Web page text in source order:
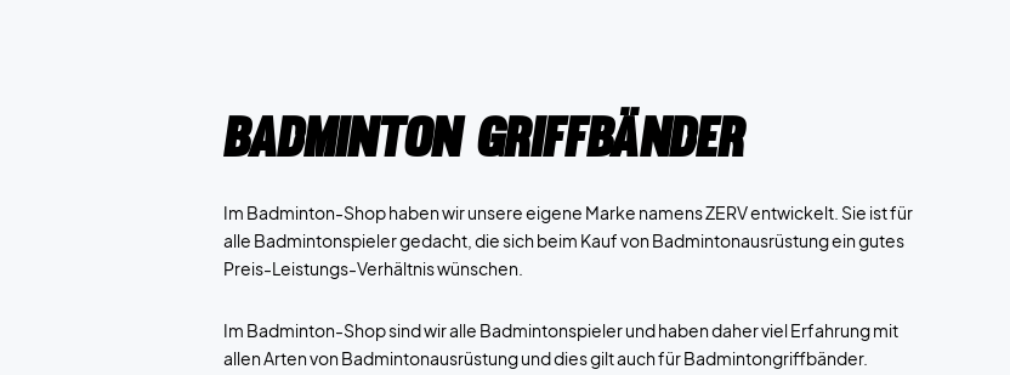
Badminton Griffbänder
Im Badminton-Shop haben wir unsere eigene Marke namens ZERV entwickelt. Sie ist für
alle Badmintonspieler gedacht, die sich beim Kauf von Badmintonausrüstung ein gutes
Preis-Leistungs-Verhältnis wünschen.
Im Badminton-Shop sind wir alle Badmintonspieler und haben daher viel Erfahrung mit
allen Arten von Badmintonausrüstung und dies gilt auch für Badmintongriffbänder.